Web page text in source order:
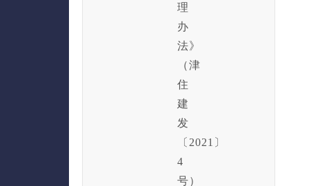
理
办
法》
（津
住
建
发
〔2021〕
4
号）